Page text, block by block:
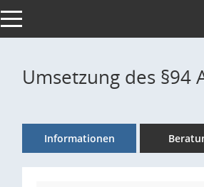
Toggle navigation
Umsetzung des §94
Informationen